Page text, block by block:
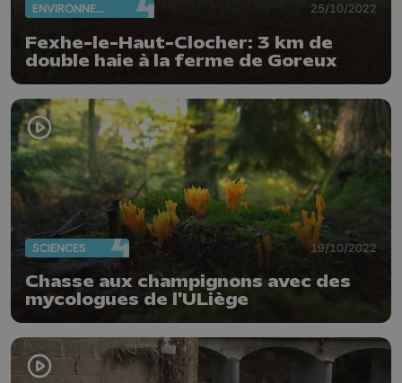
ENVIRONNEMENT 25/10/2022
Fexhe-le-Haut-Clocher: 3 km de
double haie à la ferme de Goreux
SCIENCES 19/10/2022
Chasse aux champignons avec des
mycologues de l'ULiège